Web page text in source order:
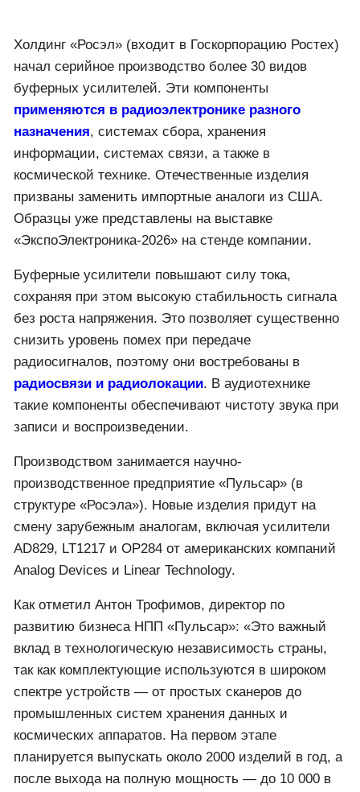
Холдинг «Росэл» (входит в Госкорпорацию Ростех)
начал серийное производство более 30 видов
буферных усилителей. Эти компоненты
применяются в радиоэлектронике разного
назначения, системах сбора, хранения
информации, системах связи, а также в
космической технике. Отечественные изделия
призваны заменить импортные аналоги из США.
Образцы уже представлены на выставке
«ЭкспоЭлектроника-2026» на стенде компании.
Буферные усилители повышают силу тока,
сохраняя при этом высокую стабильность сигнала
без роста напряжения. Это позволяет существенно
снизить уровень помех при передаче
радиосигналов, поэтому они востребованы в
радиосвязи и радиолокации. В аудиотехнике
такие компоненты обеспечивают чистоту звука при
записи и воспроизведении.
Производством занимается научно-
производственное предприятие «Пульсар» (в
структуре «Росэла»). Новые изделия придут на
смену зарубежным аналогам, включая усилители
AD829, LT1217 и OP284 от американских компаний
Analog Devices и Linear Technology.
Как отметил Антон Трофимов, директор по
развитию бизнеса НПП «Пульсар»: «Это важный
вклад в технологическую независимость страны,
так как комплектующие используются в широком
спектре устройств — от простых сканеров до
промышленных систем хранения данных и
космических аппаратов. На первом этапе
планируется выпускать около 2000 изделий в год, а
после выхода на полную мощность — до 10 000 в